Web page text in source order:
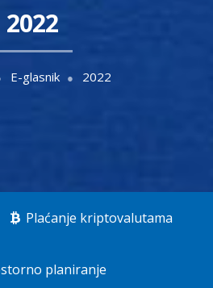
2022
E-glasnik 2022
Plaćanje kriptovalutama
planiranje